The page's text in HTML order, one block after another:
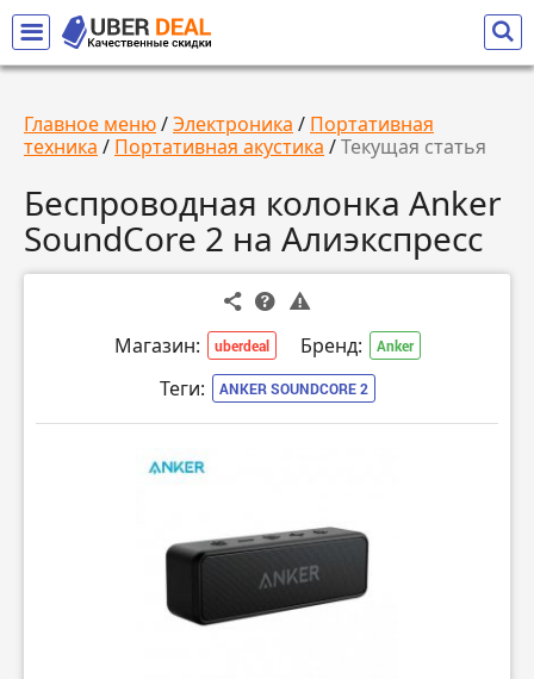
Главное меню/Электроника / Портативная
техника / Портативная акустика /Текущая статья
Беспроводная колонка Anker
SoundCore 2 на Алиэкспресс
Магазин: uberdeal Бренд: Anker
Теги: ANKER SOUNDCORE 2